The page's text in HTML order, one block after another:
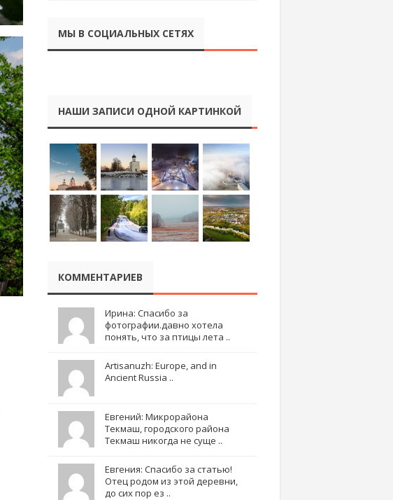
МЫ В СОЦИАЛЬНЫХ СЕТЯХ
НАШИ ЗАПИСИ ОДНОЙ КАРТИНКОЙ
КОММЕНТАРИЕВ
Ирина: Спасибо за
фотографии.давно хотела
понять, что за птицы лета ..
Artisanuzh: Europe, and in
Ancient Russia ..
Евгений: Микрорайона
Текмаш, городского района
Текмаш никогда не суще ..
Евгения: Спасибо за статью!
Отец родом из этой деревни,
до сих пор ез ..